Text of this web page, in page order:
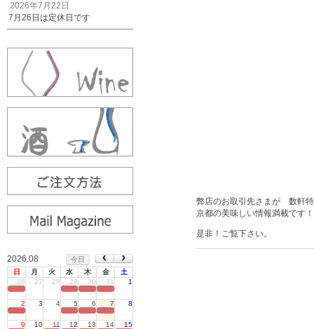
2026年7月22日
7月26日は定休日です
2026.08
今日
日
月 火 水 木 金
土
26
27 28 29 30 31 1
2 3 4 5 6 7 8
9 10 11 12 13 14 15
弊店のお取引先さまが 数軒
京都の美味しい情報満載です！
是非！ご覧下さい。